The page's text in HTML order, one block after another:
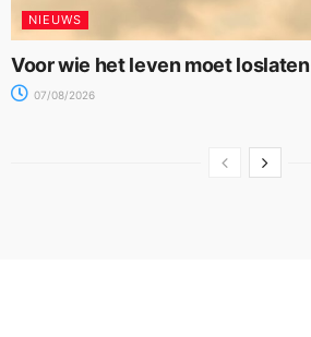
NIEUWS
Voor wie het leven moet loslaten
07/08/2026